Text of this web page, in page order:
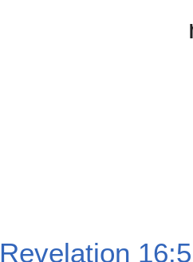
Revelation